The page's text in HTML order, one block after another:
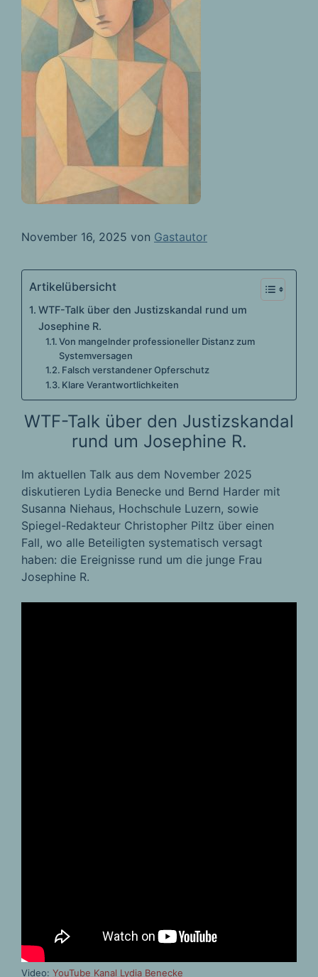
November 16, 2025 von Gastautor
Artikelübersicht
WTF-Talk über den Justizskandal rund um
Josephine R.
Von mangelnder professioneller Distanz zum
Systemversagen
Falsch verstandener Opferschutz
Klare Verantwortlichkeiten
WTF-Talk über den Justizskandal
rund um Josephine R.
Im aktuellen Talk aus dem November 2025
diskutieren Lydia Benecke und Bernd Harder mit
Susanna Niehaus, Hochschule Luzern, sowie
Spiegel-Redakteur Christopher Piltz über einen
Fall, wo alle Beteiligten systematisch versagt
haben: die Ereignisse rund um die junge Frau
Josephine R.
Video: YouTube Kanal Lydia Benecke